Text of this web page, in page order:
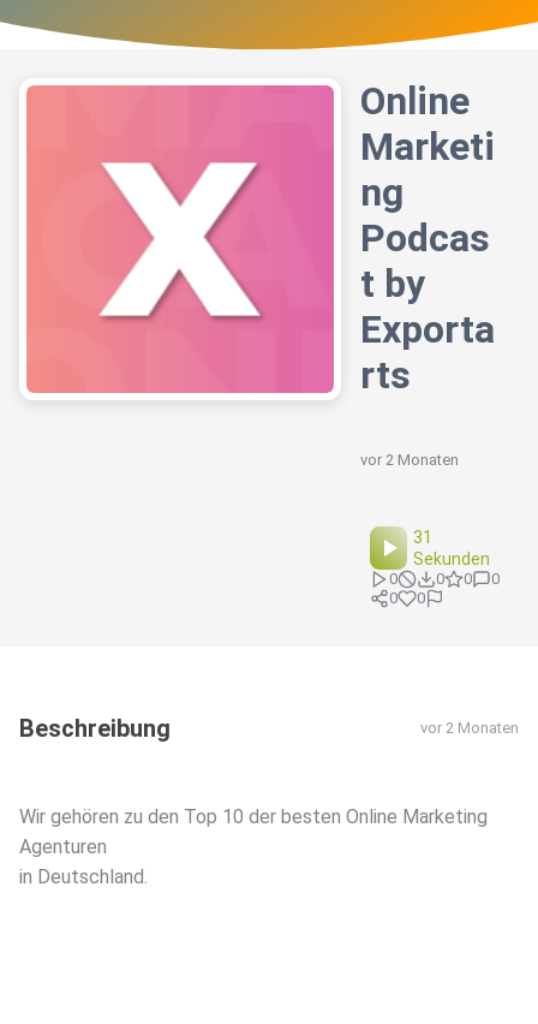
Online
Marketi
ng
Podcas
t by
Exporta
rts
vor 2 Monaten
31
Sekunden
0 0 0
0
0
0
Beschreibung vor 2 Monaten
Wir gehören zu den Top 10 der besten Online Marketing
Agenturen
in Deutschland.